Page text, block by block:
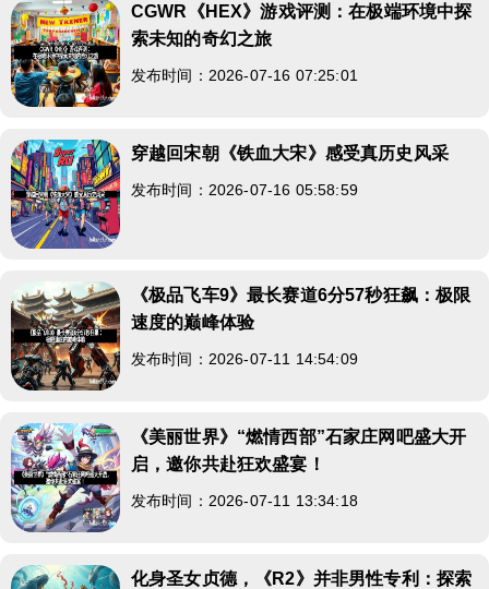
CGWR《HEX》游戏评测：在极端环境中探
索未知的奇幻之旅
发布时间：2026-07-16 07:25:01
穿越回宋朝《铁血大宋》感受真历史风采
发布时间：2026-07-16 05:58:59
《极品飞车9》最长赛道6分57秒狂飙：极限
速度的巅峰体验
发布时间：2026-07-11 14:54:09
《美丽世界》“燃情西部”石家庄网吧盛大开
启，邀你共赴狂欢盛宴！
发布时间：2026-07-11 13:34:18
化身圣女贞德，《R2》并非男性专利：探索